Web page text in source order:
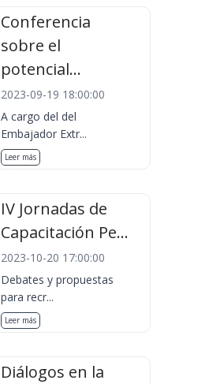
Conferencia
sobre el
potencial...
2023-09-19 18:00:00
A cargo del del
Embajador Extr...
Leer más
IV Jornadas de
Capacitación Pe...
2023-10-20 17:00:00
Debates y propuestas
para recr...
Leer más
Diálogos en la